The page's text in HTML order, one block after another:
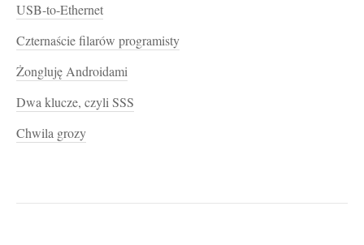
USB-to-Ethernet
Czternaście filarów programisty
Żongluję Androidami
Dwa klucze, czyli SSS
Chwila grozy